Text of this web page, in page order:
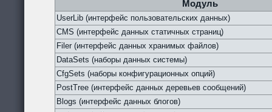
Модуль
UserLib (интерфейс пользовательских данных)
CMS (интерфейс данных статичных страниц)
Filer (интерфейс данных хранимых файлов)
DataSets (наборы данных системы)
CfgSets (наборы конфигурационных опций)
PostTree (интерфейс данных деревьев сообщений)
Blogs (интерфейс данных блогов)